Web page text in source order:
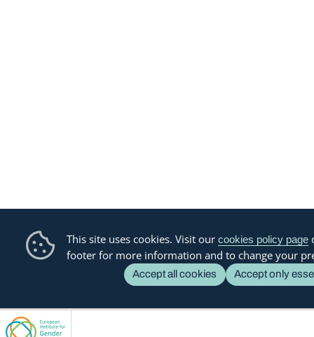
This site uses cookies. Visit our cookies policy page
footer for more information and to change your
Accept all cookies Accept only